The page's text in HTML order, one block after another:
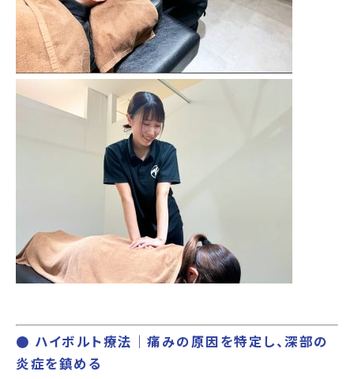
● ハイボルト療法｜痛みの原因を特定し、深部の
炎症を鎮める